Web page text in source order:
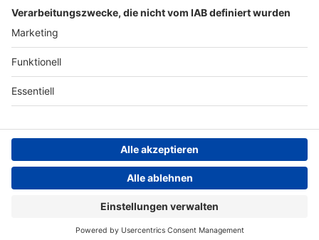
Teilnahmebedingungen
Grounding Page ANTENNE
BAYERN
Datenschutz­erklärung
einstellungen
Persönliche Datenkontrolle
ANTENNE BAYERN Live